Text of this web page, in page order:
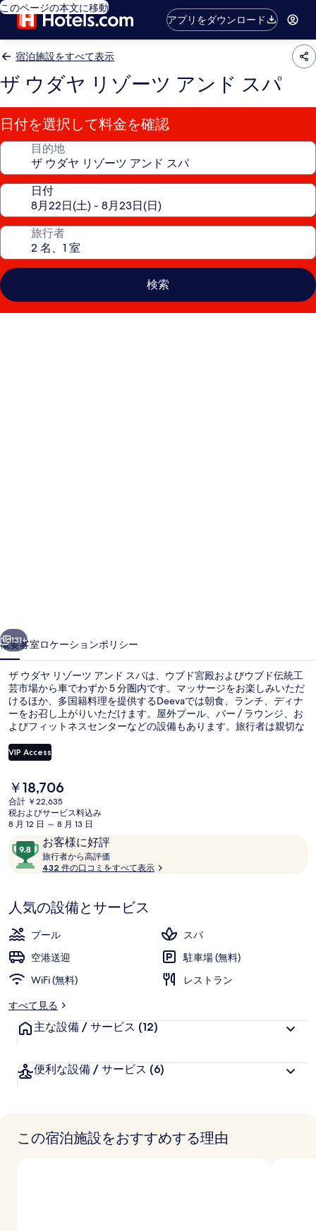
このページの本文に移動
アプリをダウンロード
宿泊施設をすべて表示
ザ ウダヤ リゾーツ アンド スパ
日付を選択して料金を確認
目的地
日付
旅行者
検索
ツ
ア
ン
ド
ス
パ
写
真
ギ
ャ
リ
ー
131+
概要客室ロケーションポリシー
ザ ウダヤ リゾーツ アンド スパは、ウブド宮殿およびウブド伝統工
芸市場から車でわずか 5 分圏内です。マッサージをお楽しみいただ
けるほか、多国籍料理を提供するDeevaでは朝食、ランチ、ディナ
ーをお召し上がりいただけます。屋外プール、バー / ラウンジ、お
よびフィットネスセンターなどの設備もあります。旅行者は親切な
VIP Access
現
在
の
料
は
￥18,706
￥18,706
合計 ￥22,635
税およびサービス料込み
8 月 12 日 ～ 8 月 13 日
口
コ
ミ
お客様に好評
10
段
階
9.8、
お
客
様
に
好
件
の
ミ
旅行者から高評価
行
ら
432 件の口コミをすべて表示
人気の設備とサービス
プール
スパ
空港送迎
駐車場 (無料)
WiFi (無料)
レストラン
すべて見る
主な設備 / サービス (12)
便利な設備 / サービス (6)
この宿泊施設をおすすめする理由